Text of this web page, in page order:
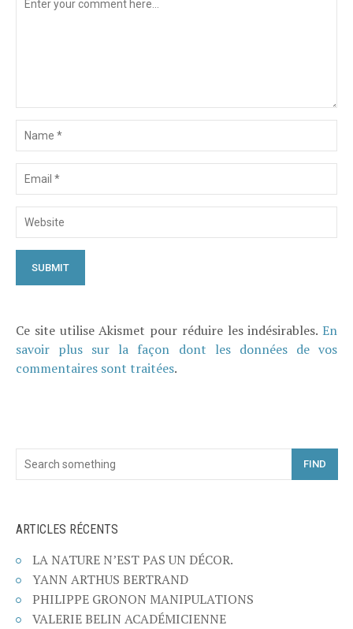
Ce site utilise Akismet pour réduire les indésirables. En
savoir plus sur la façon dont les données de vos
commentaires sont traitées.
FIND
ARTICLES RÉCENTS
LA NATURE N’EST PAS UN DÉCOR.
YANN ARTHUS BERTRAND
PHILIPPE GRONON MANIPULATIONS
VALERIE BELIN ACADÉMICIENNE